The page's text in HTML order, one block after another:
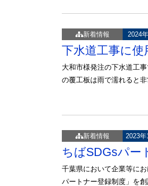
新着情報 2024
下水道工事に
大和市様発注の下水道工
の覆工板は雨で濡れると
新着情報 2023
ちばSDGsパー
千葉県において企業等に
パートナー登録制度」を